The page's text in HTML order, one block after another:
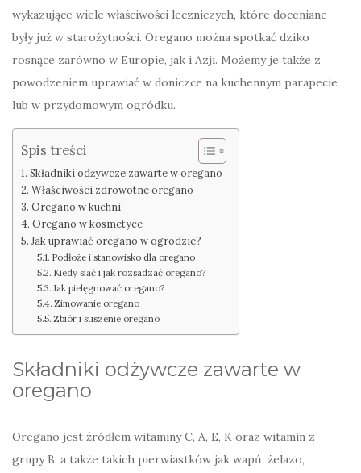
wykazujące wiele właściwości leczniczych, które doceniane
były już w starożytności. Oregano można spotkać dziko
rosnące zarówno w Europie, jak i Azji. Możemy je także z
powodzeniem uprawiać w doniczce na kuchennym parapecie
lub w przydomowym ogródku.
Spis treści
Składniki odżywcze zawarte w oregano
Właściwości zdrowotne oregano
Oregano w kuchni
Oregano w kosmetyce
Jak uprawiać oregano w ogrodzie?
Podłoże i stanowisko dla oregano
Kiedy siać i jak rozsadzać oregano?
Jak pielęgnować oregano?
Zimowanie oregano
Zbiór i suszenie oregano
Składniki odżywcze zawarte w
oregano
Oregano jest źródłem witaminy C, A, E, K oraz witamin z
grupy B, a także takich pierwiastków jak wapń, żelazo,